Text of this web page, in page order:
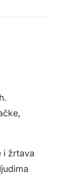
i žrtava